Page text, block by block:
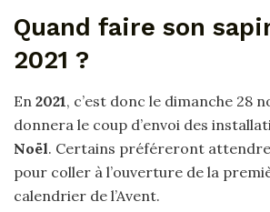
Quand faire son
2021 ?
En 2021, c’est donc le dimanche 28
donnera le coup d’envoi des
Noël. Certains préféreront
pour coller à l’ouverture de la
calendrier de l’Avent.